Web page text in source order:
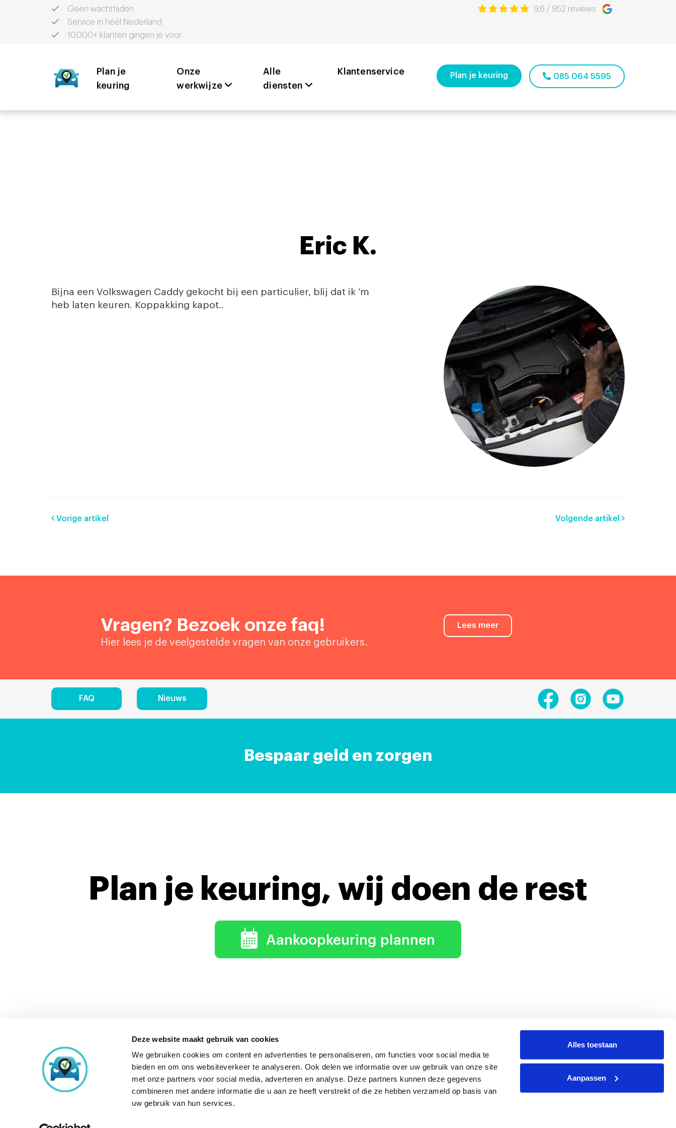
Deze website maakt gebruik van cookies
We gebruiken cookies om content en advertenties te personaliseren, om functies voor social media te
bieden en om ons websiteverkeer te analyseren. Ook delen we informatie over uw gebruik van onze site
met onze partners voor social media, adverteren en analyse. Deze partners kunnen deze gegevens
combineren met andere informatie die u aan ze heeft verstrekt of die ze hebben verzameld op basis van
uw gebruik van hun services.
Alles toestaan
Aanpassen
Geen wachttijden
Service in héél Nederland
10.000+ klanten gingen je voor
9,6 / 952 reviews
Plan je
keuring
Onze
werkwijze
Alle
diensten
Klantenservice Plan je keuring 085 064 5595
Eric K.
Bijna een Volkswagen Caddy gekocht bij een particulier, blij dat ik ‘m
heb laten keuren. Koppakking kapot..
Vorige artikel Volgende artikel
Vragen? Bezoek onze faq!
Hier lees je de veelgestelde vragen van onze gebruikers.
Lees meer
FAQ Nieuws
Bespaar geld en zorgen
Plan je keuring, wij doen de rest
Aankoopkeuring plannen
Onze aankoopkeuring verdient zich altijd terug Hoe dan?